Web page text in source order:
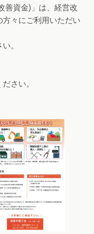
善資金)」は、経営改
々にご利用いただい
。
さい。